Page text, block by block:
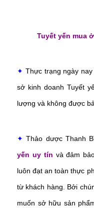
Tuyết yến mua
✦ Thực trạng ngày
sở kinh doanh Tuyết
lượng và không được
✦ Thảo dược Thanh
yến uy tín và đảm
luôn đạt an toàn thực
từ khách hàng. Bởi
muốn sở hữu sản